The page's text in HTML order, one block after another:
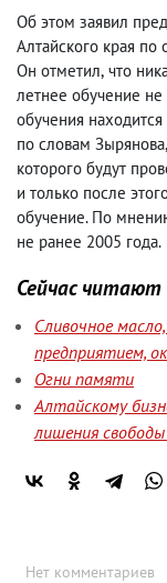
Об этом заявил
Алтайского края
Он отметил, что
летнее обучение
обучения
по словам Зырянова,
которого будут
и только после
обучение. По
не ранее 2005 года.
Сейчас читают
Сливочное
предприятием,
Огни памяти
Алтайскому
лишения
Нет комментариев